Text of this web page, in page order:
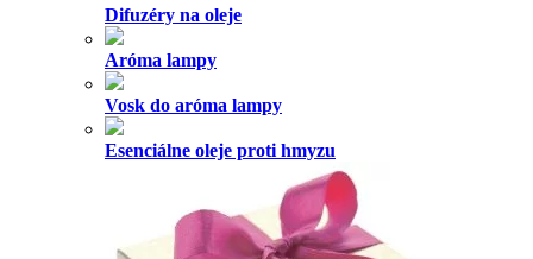
Difuzéry na oleje
Aróma lampy
Vosk do aróma lampy
Esenciálne oleje proti hmyzu